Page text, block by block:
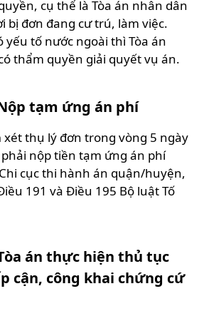
cụ thể là Tòa án nhân dân
bị đơn đang cư trú, làm việc.
yếu tố nước ngoài thì Tòa án
thẩm quyền giải quyết vụ án.
tạm ứng án phí
xét thụ lý đơn trong vòng 5 ngày
nộp tiền tạm ứng án phí
cục thi hành án quận/huyện,
191 và Điều 195 Bộ luật Tố
án thực hiện thủ tục
cận, công khai chứng cứ